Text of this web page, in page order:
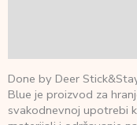
Done by Deer
Blue je proizvod za
svakodnevnoj upotrebi